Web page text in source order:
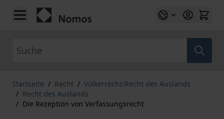
Zum Inhalt springen
Startseite / Recht / Völkerrecht/Recht des Auslands
/ Recht des Auslands
/ Die Rezeption von Verfassungsrecht